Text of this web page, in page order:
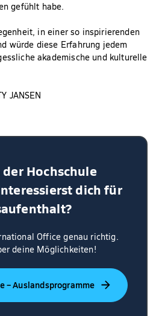
gefühlt habe.
in einer so inspirierenden
würde diese Erfahrung jedem
akademische und kulturelle
JANSEN
Hochschule
dich für
Office genau richtig.
deine Möglichkeiten!
– Auslandsprogramme